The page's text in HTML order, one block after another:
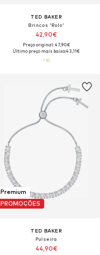
TED BAKER
Brincos 'Rolo'
42,90€
Preço original: 47,90€
Último preço mais baixo:43,11€
Premium
PROMOÇÕES
TED BAKER
Pulseira
44,90€